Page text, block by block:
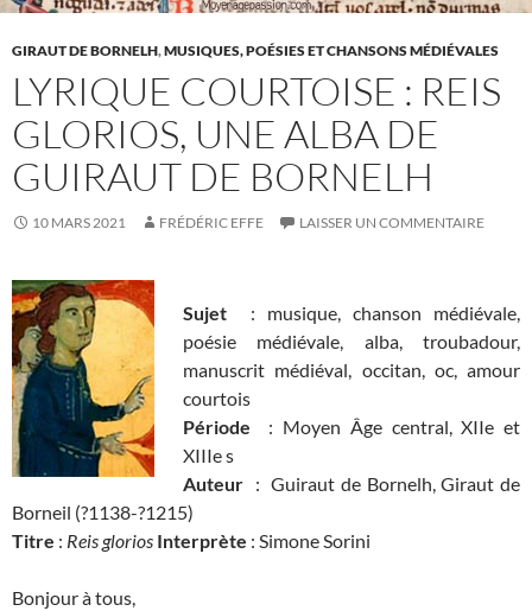
GIRAUT DE BORNELH,MUSIQUES, POÉSIES ET CHANSONS MÉDIÉVALES
LYRIQUE COURTOISE : REIS
GLORIOS, UNE ALBA DE
GUIRAUT DE BORNELH
10 MARS 2021 FRÉDÉRIC EFFE LAISSER UN COMMENTAIRE
Sujet
: musique, chanson médiévale,
poésie médiévale, alba, troubadour,
manuscrit médiéval, occitan, oc, amour
courtois
Période : Moyen Âge central, XIIe et
XIIIe s
Auteur : Guiraut de Bornelh, Giraut de
Borneil (?1138-?1215)
Titre : Reis glorios Interprète : Simone Sorini
Bonjour à tous,